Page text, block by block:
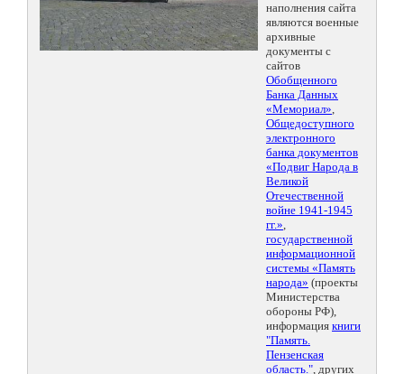
наполнения сайта
являются военные
архивные
документы с
сайтов
Обобщенного
Банка Данных
«Мемориал»,
Общедоступного
электронного
банка документов
«Подвиг Народа в
Великой
Отечественной
войне 1941-1945
гг.»,
государственной
информационной
системы «Память
народа» (проекты
Министерства
обороны РФ),
информация книги
"Память.
Пензенская
область.", других